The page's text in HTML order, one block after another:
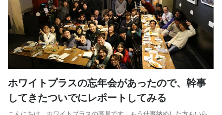
ホワイトプラスの忘年会があったので、幹事
してきたついでにレポートしてみる